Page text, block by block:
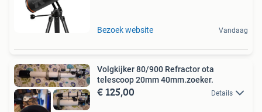
Bezoek website Vandaag
Volgkijker 80/900 Refractor ota
telescoop 20mm 40mm.zoeker.
€ 125,00 Details